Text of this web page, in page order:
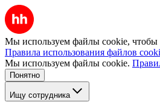
Мы используем файлы cookie, чтобы
Правила использования файлов
Мы используем файлы cookie.
Понятно
Ищу сотрудника